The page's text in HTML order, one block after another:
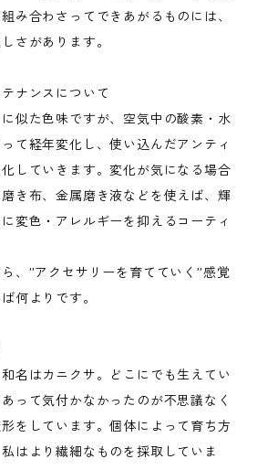
み合わさってできあがるものには、
さがあります。
ナンスについて
似た色味ですが、空気中の酸素・水
て経年変化し、使い込んだアンティ
していきます。変化が気になる場合
き布、金属磨き液などを使えば、輝
変色・アレルギーを抑えるコーティ
、”アクセサリーを育てていく”感覚
何よりです。
名はカニクサ。どこにでも生えてい
って気付かなかったのが不思議なく
をしています。個体によって育ち方
はより繊細なものを採取していま